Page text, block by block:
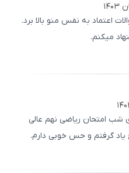
اعتماد به نفس منو بالا برد.
میکنم.
شب امتحان ریاضی نهم عالی
یاد گرفتم و حس خوبی دارم.